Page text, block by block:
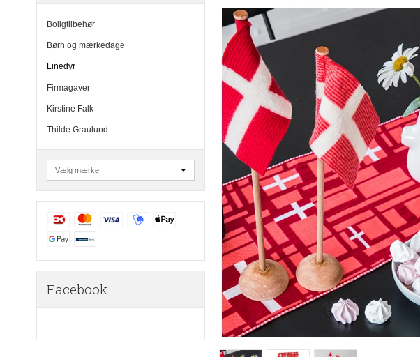
Boligtilbehør
Børn og mærkedage
Linedyr
Firmagaver
Kirstine Falk
Thilde Graulund
Facebook